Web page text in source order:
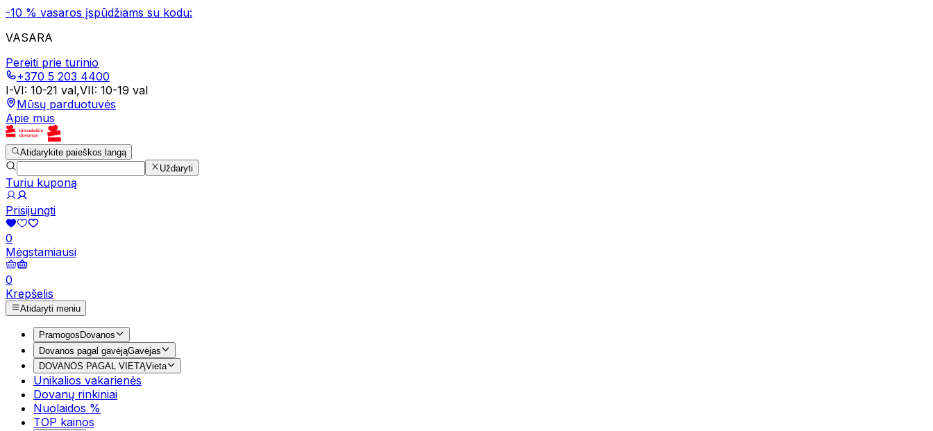
-10 % vasaros įspūdžiams su kodu:
VASARA
Pereiti prie turinio
+370 5 203 4400
I-VI: 10-21 val,VII: 10-19 val
Mūsų parduotuvės
Apie mus
Atidarykite paieškos langą
Uždaryti
Turiu kuponą
Prisijungti
0
Mėgstamiausi
0
Krepšelis
Atidaryti meniu
Pramogos Dovanos
Dovanos pagal gavėjąGavėjas
DOVANOS PAGAL VIETĄVieta
Unikalios vakarienės
Dovanų rinkiniai
Nuolaidos %
TOP kainos